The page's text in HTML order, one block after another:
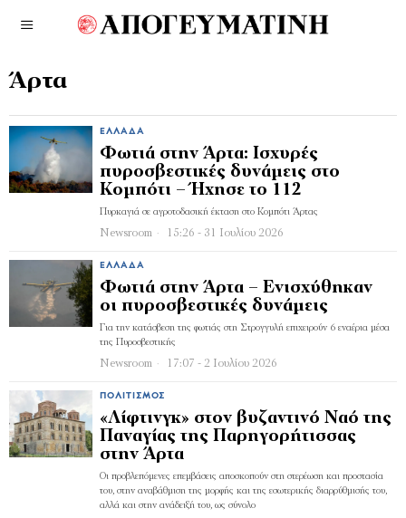
Άρτα
ΕΛΛΆΔΑ
Φωτιά στην Άρτα: Ισχυρές
πυροσβεστικές δυνάμεις στο
Κομπότι – Ήχησε το 112
Πυρκαγιά σε αγροτοδασική έκταση στο Κομπότι Άρτας
Newsroom 15:26 - 31 Ιουλίου 2026
ΕΛΛΆΔΑ
Φωτιά στην Άρτα – Ενισχύθηκαν
οι πυροσβεστικές δυνάμεις
Για την κατάσβεση της φωτιάς στη Στρογγυλή επιχειρούν 6 εναέρια μέσα
της Πυροσβεστικής
Newsroom 17:07 - 2 Ιουλίου 2026
ΠΟΛΙΤΙΣΜΌΣ
«Λίφτινγκ» στον βυζαντινό Ναό της
Παναγίας της Παρηγορήτισσας
στην Άρτα
Οι προβλεπόμενες επεμβάσεις αποσκοπούν στη στερέωση και προστασία
του, στην αναβάθμιση της μορφής και της εσωτερικής διαρρύθμισής του,
αλλά και στην ανάδειξή του, ως σύνολο